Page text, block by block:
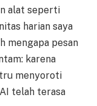
alat seperti
harian saya
mengapa pesan
karena
menyoroti
telah terasa